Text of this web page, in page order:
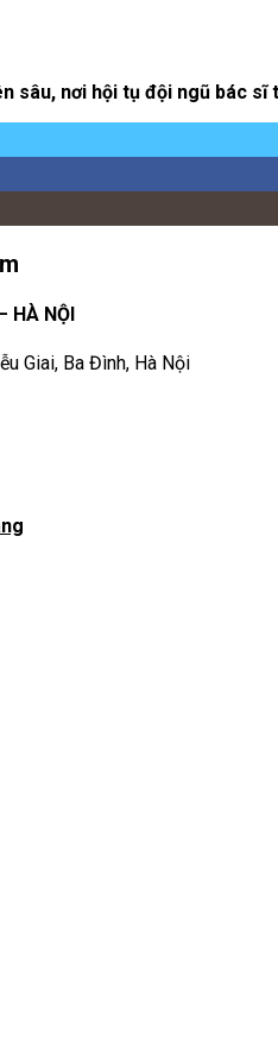
sâu, nơi hội tụ đội ngũ bác
HÀ NỘI
Giai, Ba Đình, Hà Nội